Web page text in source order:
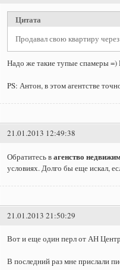
Цитата
Продавал свою квартиру через
Надо же такие тупые спамеры =)
PS: Антон, в этом агентстве
21.01.2013 12:49:38
Обратитесь вагенство
условиях. Долго бы еще искал,
21.01.2013 21:50:29
Вот и еще один перл от АН
В последний раз мне прислали